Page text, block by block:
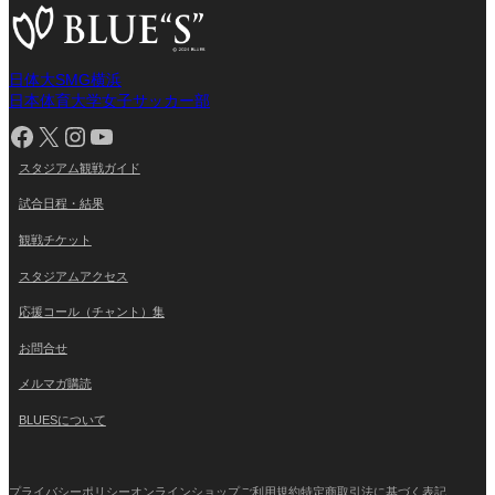
日体大SMG横浜
日本体育大学女子サッカー部
Facebook X Instagram YouTube
スタジアム観戦ガイド
試合日程・結果
観戦チケット
スタジアムアクセス
応援コール（チャント）集
お問合せ
メルマガ購読
BLUESについて
プライバシーポリシーオンラインショップご利用規約特定商取引法に基づく表記